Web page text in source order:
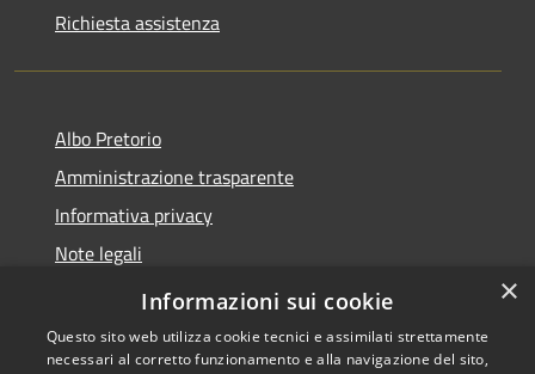
Richiesta assistenza
Albo Pretorio
Amministrazione trasparente
Informativa privacy
Note legali
Dichiarazione di accessibilità
×
Informazioni sui cookie
Questo sito web utilizza cookie tecnici e assimilati strettamente
necessari al corretto funzionamento e alla navigazione del sito,